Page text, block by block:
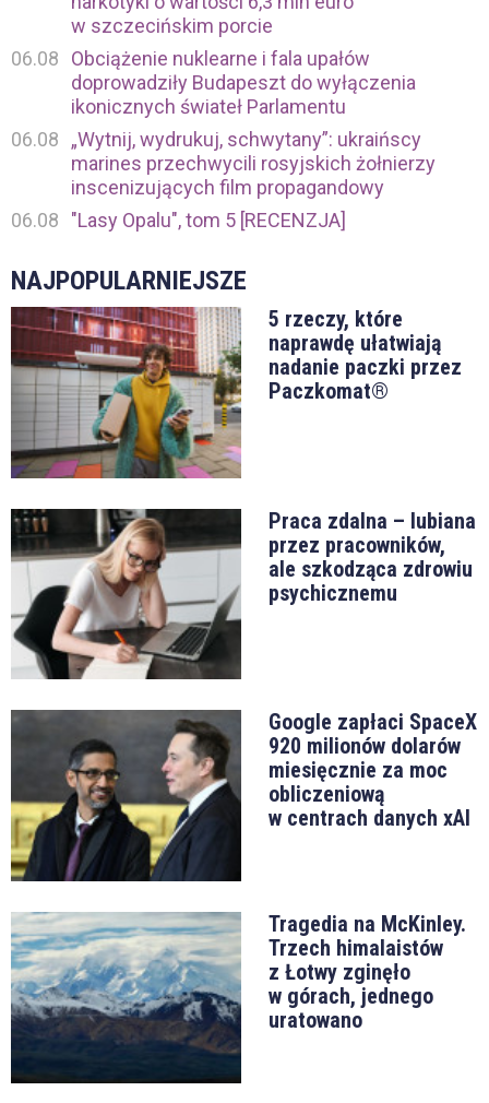
w szczecińskim porcie
06.08
Obciążenie nuklearne i fala upałów
doprowadziły Budapeszt do wyłączenia
ikonicznych świateł Parlamentu
06.08
„Wytnij, wydrukuj, schwytany”: ukraińscy
marines przechwycili rosyjskich żołnierzy
inscenizujących film propagandowy
06.08
"Lasy Opalu", tom 5 [RECENZJA]
NAJPOPULARNIEJSZE
5 rzeczy, które
naprawdę ułatwiają
nadanie paczki przez
Paczkomat®
Praca zdalna – lubiana
przez pracowników,
ale szkodząca zdrowiu
psychicznemu
Google zapłaci SpaceX
920 milionów dolarów
miesięcznie za moc
obliczeniową
w centrach danych xAI
Tragedia na McKinley.
Trzech himalaistów
z Łotwy zginęło
w górach, jednego
uratowano